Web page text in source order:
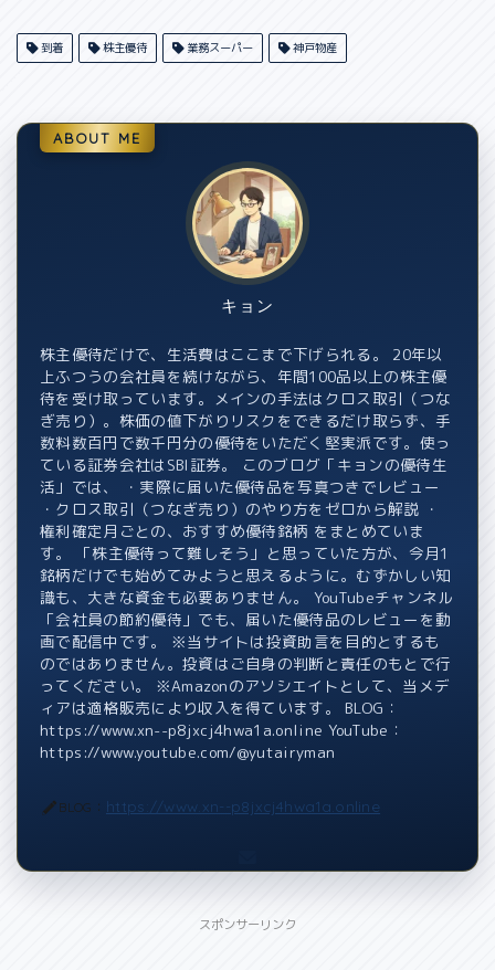
到着 株主優待 業務スーパー 神戸物産
ABOUT ME
キョン
株主優待だけで、生活費はここまで下げられる。 20年以
上ふつうの会社員を続けながら、年間100品以上の株主優
待を受け取っています。メインの手法はクロス取引（つな
ぎ売り）。株価の値下がりリスクをできるだけ取らず、手
数料数百円で数千円分の優待をいただく堅実派です。使っ
ている証券会社はSBI証券。 このブログ「キョンの優待生
活」では、 ・実際に届いた優待品を写真つきでレビュー
・クロス取引（つなぎ売り）のやり方をゼロから解説 ・
権利確定月ごとの、おすすめ優待銘柄 をまとめていま
す。 「株主優待って難しそう」と思っていた方が、今月1
銘柄だけでも始めてみようと思えるように。むずかしい知
識も、大きな資金も必要ありません。 YouTubeチャンネル
「会社員の節約優待」でも、届いた優待品のレビューを動
画で配信中です。 ※当サイトは投資助言を目的とするも
のではありません。投資はご自身の判断と責任のもとで行
ってください。 ※Amazonのアソシエイトとして、当メデ
ィアは適格販売により収入を得ています。 BLOG：
https://www.xn--p8jxcj4hwa1a.online YouTube：
https://www.youtube.com/@yutairyman
BLOG： https://www.xn--p8jxcj4hwa1a.online
スポンサーリンク